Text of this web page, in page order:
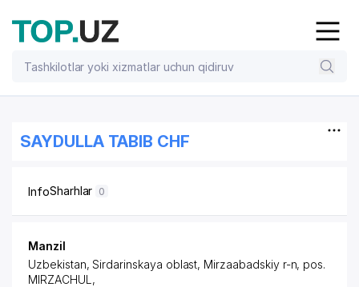
SAYDULLA TABIB CHF
InfoSharhlar 0
Manzil
Uzbekistan, Sirdarinskaya oblast, Mirzaabadskiy r-n, pos.
MIRZACHUL ,